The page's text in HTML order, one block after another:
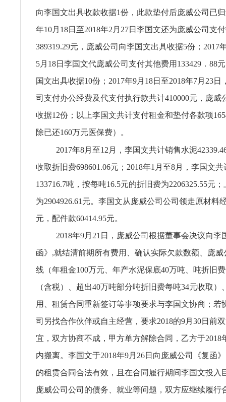
向李国文出具收款收据1份，此款垫付后庞威公司已
年10月18日至2018年2月27日李国文还为庞威公司支
389319.29元，庞威公司向李国文出具收据5份；2017
5月18日李国文代庞威公司支付其他费用133429．88
国文出具收据10份；2017年9月18日至2018年7月23
司支付办公经费及代支付执行款共计410000元，庞威
收据12份；以上李国文共计支付租金和垫付各款项
除已还160万元医保费）。
2017年8月至12月，李国文共计销售水泥
收取折旧费698601.06元；2018年1月至8月，李国文
133716.7吨，按每吨16.5元的折旧费为2206325.55元
为2904926.61元。李国文从庞威公司公司领走原材料
元，配件款60414.95元。
2018年9月21日，庞威公司根据董事会决议向李
函》,就结清前期所有费用、确认实际欠款数额、庞
线（年租金100万元、年产水泥保底40万吨、吨折旧
（含税）、超出40万吨部分吨折旧费每吨34元收取）
用、租赁合同重新签订等事项要求与李国文协商；若
司另找合作伙伴或自主经营，要求2018的9月30日前
宜，双方协商不成，甲方单方解除合同，乙方于2018
内搬离。李国文于2018年9月26日向庞威公司《复函
的租赁合同合法有效，且在合同履行期间李国文投入
庞威公司公司的债务、就业等问题，双方应继续履行